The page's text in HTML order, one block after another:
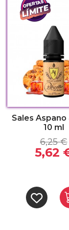
Sales Aspano
10 ml
6,25 €
5,62